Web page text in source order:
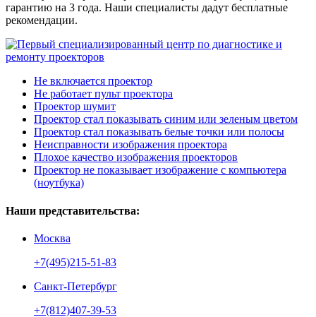
гарантию на 3 года. Наши специалисты дадут бесплатные
рекомендации.
Не включается проектор
Не работает пульт проектора
Проектор шумит
Проектор стал показывать синим или зеленым цветом
Проектор стал показывать белые точки или полосы
Неисправности изображения проектора
Плохое качество изображения проекторов
Проектор не показывает изображение с компьютера
(ноутбука)
Наши представительства:
Москва
+7(495)215-51-83
Санкт-Петербург
+7(812)407-39-53